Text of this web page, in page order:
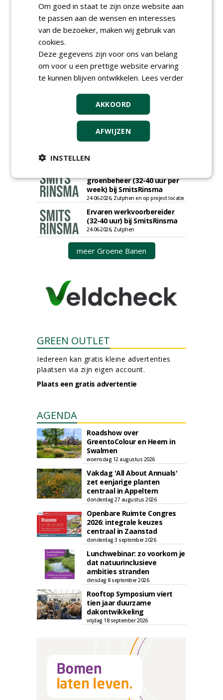
15-07-2026, Nederweert
Projectcoördinator milieu en
saneringen JdB groep
Werkvoorbereider /
calculator Groendaken bij
Wallaard
European Tree Worker bij
30-06-2026, 80 km rond Noordeloos
Meewerkend Voorman Groen
30-06-2026, 80 km rond Noordeloos
groenbeheer (32-40 uur per
week) bij SmitsRinsma
24-06-2026, Zutphen en op project locatie
Ervaren werkvoorbereider
(32-40 uur) bij SmitsRinsma
24-06-2026, Zutphen
meer Groene Banen
GREEN OUTLET
Iedereen kan gratis kleine advertenties
plaatsen via zijn eigen account.
Plaats een gratis advertentie
AGENDA
Roadshow over
GreentoColour en Heem in
Swalmen
woensdag 12 augustus 2026
Vakdag 'All About Annuals'
zet eenjarige planten
centraal in Appeltern
donderdag 27 augustus 2026
Openbare Ruimte Congres
2026: integrale keuzes
centraal in Zaanstad
donderdag 3 september 2026
Lunchwebinar: zo voorkom je
dat natuurinclusieve
ambities stranden
dinsdag 8 september 2026
Rooftop Symposium viert
tien jaar duurzame
dakontwikkeling
vrijdag 18 september 2026
Om goed in staat te zijn onze website aan
te passen aan de wensen en interesses
van de bezoeker, maken wij gebruik van
cookies.
Deze gegevens zijn voor ons van belang
om voor u een prettige website ervaring
te kunnen blijven ontwikkelen. Lees verder
AKKOORD
AFWIJZEN
INSTELLEN